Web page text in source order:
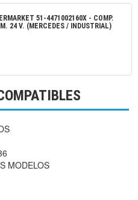
51-4471002160X - COMP.
24 V. (MERCEDES / INDUSTRIAL)
MODELOS